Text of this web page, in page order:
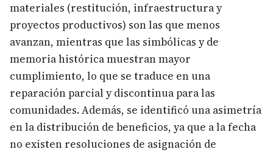
materiales (restitución, infraestructura y
proyectos productivos) son las que menos
avanzan, mientras que las simbólicas y de
memoria histórica muestran mayor
cumplimiento, lo que se traduce en una
reparación parcial y discontinua para las
comunidades. Además, se identificó una asimetría
en la distribución de beneficios, ya que a la fecha
no existen resoluciones de asignación de